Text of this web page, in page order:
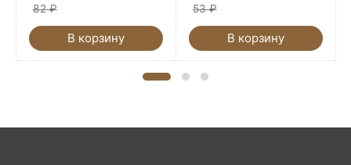
82 ₽
В корзину
53 ₽
В корзину